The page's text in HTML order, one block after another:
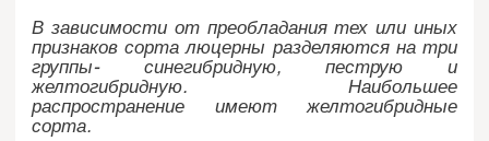
В зависимости от преобладания тех или иных
признаков сорта люцерны разделяются на три
группы- синегибридную, пеструю и
желтогибридную. Наибольшее
распространение имеют желтогибридные
сорта.